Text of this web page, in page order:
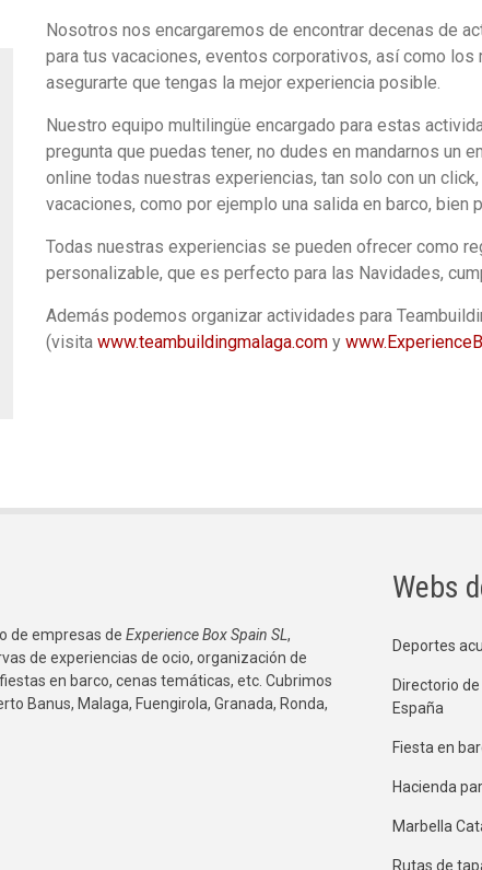
Nosotros nos encargaremos de encontrar decenas de
para tus vacaciones, eventos corporativos, así como los
asegurarte que tengas la mejor experiencia posible.
Nuestro equipo multilingüe encargado para estas
pregunta que puedas tener, no dudes en mandarnos un
online todas nuestras experiencias, tan solo con un
vacaciones, como por ejemplo una salida en barco,
Todas nuestras experiencias se pueden ofrecer como
personalizable, que es perfecto para las Navidades,
Además podemos organizar actividades para
(visita www.teambuildingmalaga.comy
de empresas de Experience Box Spain SL,
de experiencias de ocio, organización de
en barco, cenas temáticas, etc. Cubrimos
Banus, Malaga, Fuengirola, Granada, Ronda,
Webs
Deportes
Directorio
España
Fiesta en
Hacienda
Marbella
Rutas de